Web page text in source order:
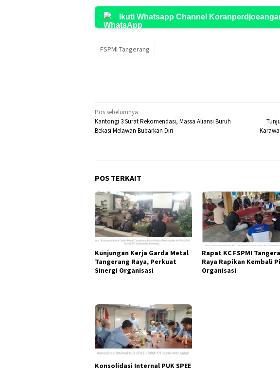
Ikuti Whatsapp Channel
FSPMI Tangerang
Navigasi
pos
Pos sebelumnya
Kantongi 3 Surat Rekomendasi, Massa Aliansi Buruh
Bekasi Melawan Bubarkan Diri
POS TERKAIT
Kunjungan Kerja Garda Metal
Tangerang Raya, Perkuat
Sinergi Organisasi
Rapat KC FSPMI
Raya Rapikan Kembali
Organisasi
Konsolidasi Internal PUK SPEE